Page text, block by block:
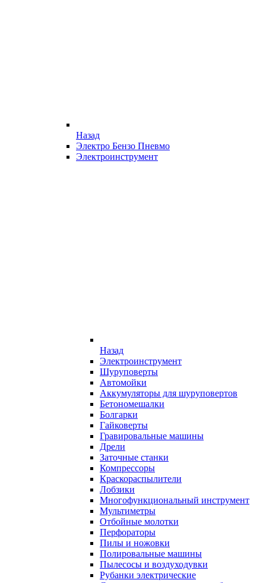
Назад
Электро Бензо Пневмо
Электроинструмент
Назад
Электроинструмент
Шуруповерты
Автомойки
Аккумуляторы для шуруповертов
Бетономешалки
Болгарки
Гайковерты
Гравировальные машины
Дрели
Заточные станки
Компрессоры
Краскораспылители
Лобзики
Многофункциональный инструмент
Мультиметры
Отбойные молотки
Перфораторы
Пилы и ножовки
Полировальные машины
Пылесосы и воздуходувки
Рубанки электрические